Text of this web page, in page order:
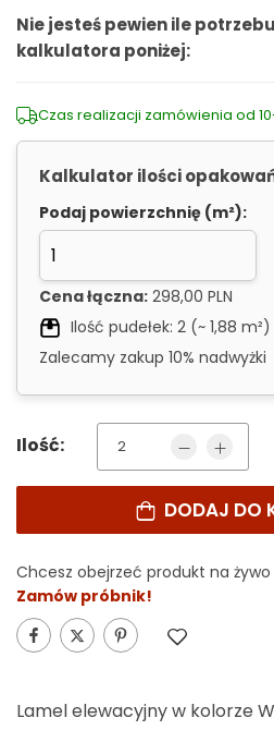
Nie jesteś pewien ile
kalkulatora poniżej:
Czas realizacji zamówienia od
Kalkulator ilości
Podaj powierzchnię (m²):
Cena łączna: 298,00 PLN
Ilość pudełek: 2 (~ 1,88 m²)
Zalecamy zakup 10% nadwyżki
Ilość:
DODAJ DO
Chcesz obejrzeć produkt na
Zamów próbnik!
Alternative:
Lamel elewacyjny w kolorze W